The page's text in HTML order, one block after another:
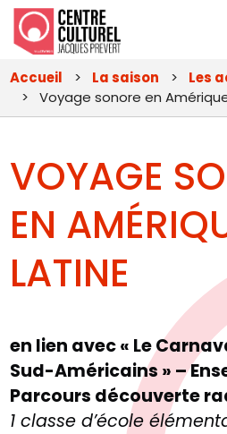
Accueil La saison
Les
Voyage sonore en
VOYAGE
EN
LATINE
en lien avec « Le
Sud-Américains » –
Parcours découverte
1 classe d’école